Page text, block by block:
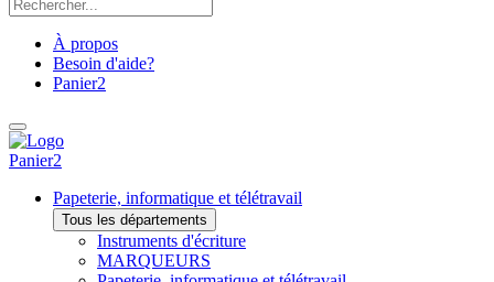
À propos
Besoin d'aide?
Panier2
Panier2
Papeterie, informatique et télétravail
Tous les départements
Instruments d'écriture
MARQUEURS